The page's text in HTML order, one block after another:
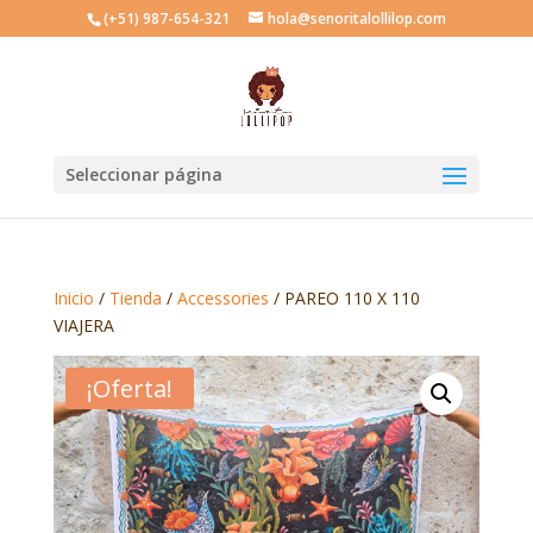
(+51) 987-654-321 hola@senoritalollilop.com
Seleccionar página
Inicio / Tienda / Accessories / PAREO 110 X 110
VIAJERA
¡Oferta!